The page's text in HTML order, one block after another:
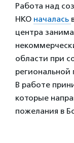
Работа над
НКО началась
центра
области при
региональной
В работе
которые
пожелания в